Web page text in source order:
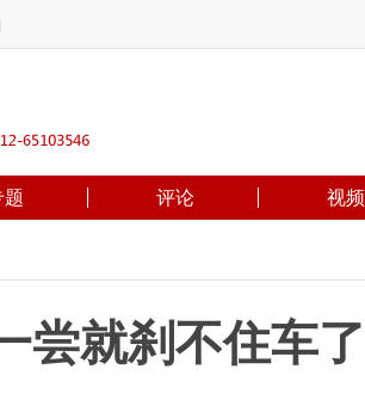
题 评论 视频
尝就刹不住车了